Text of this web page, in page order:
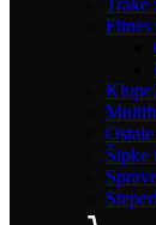
Klupe
Šipke
Steperi